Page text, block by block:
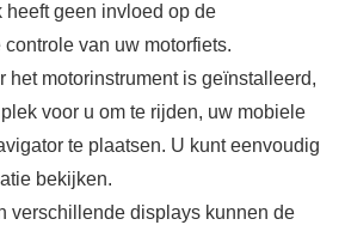
geen invloed op de
van uw motorfiets.
het motorinstrument is geïnstalleerd,
voor u om te rijden, uw mobiele
te plaatsen. U kunt eenvoudig
bekijken.
verschillende displays kunnen de